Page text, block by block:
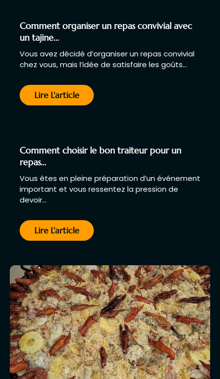
Comment organiser un repas convivial avec
un tajine…
Vous avez décidé d’organiser un repas convivial
chez vous, mais l’idée de satisfaire les goûts…
Lire L'article
Comment choisir le bon traiteur pour un
repas…
Vous êtes en pleine préparation d’un événement
important et vous ressentez la pression de
devoir…
Lire L'article